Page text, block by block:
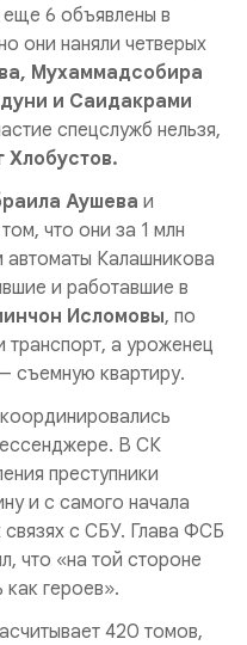
6 объявлены в
они наняли четверых
Мухаммадсобира
и Саидакрами
спецслужб нельзя,
Хлобустов.
Аушева и
что они за 1 млн
автоматы Калашникова
и работавшие в
Исломовы, по
транспорт, а уроженец
съемную квартиру.
В СК
преступники
и с самого начала
с СБУ. Глава ФСБ
что «на той стороне
как героев».
420 томов,